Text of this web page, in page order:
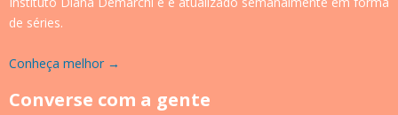
de séries.
Conheça melhor →
Converse com a gente